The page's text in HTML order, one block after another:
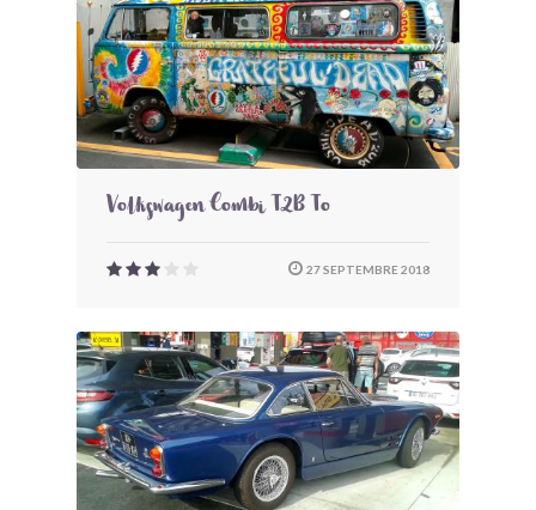
Volkswagen Combi T2B To
27 SEPTEMBRE 2018